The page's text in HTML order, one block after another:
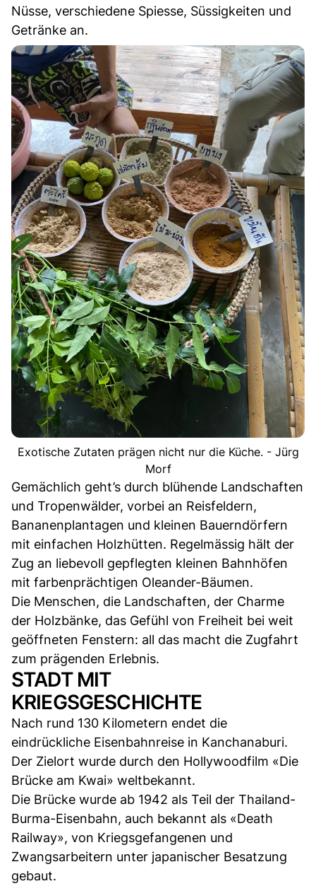
Nüsse, verschiedene Spiesse, Süssigkeiten und
Getränke an.
Exotische Zutaten prägen nicht nur die Küche. - Jürg
Morf
Gemächlich geht’s durch blühende Landschaften
und Tropenwälder, vorbei an Reisfeldern,
Bananenplantagen und kleinen Bauerndörfern
mit einfachen Holzhütten. Regelmässig hält der
Zug an liebevoll gepflegten kleinen Bahnhöfen
mit farbenprächtigen Oleander-Bäumen.
Die Menschen, die Landschaften, der Charme
der Holzbänke, das Gefühl von Freiheit bei weit
geöffneten Fenstern: all das macht die Zugfahrt
zum prägenden Erlebnis.
STADT MIT
KRIEGSGESCHICHTE
Nach rund 130 Kilometern endet die
eindrückliche Eisenbahnreise in Kanchanaburi.
Der Zielort wurde durch den Hollywoodfilm «Die
Brücke am Kwai» weltbekannt.
Die Brücke wurde ab 1942 als Teil der Thailand-
Burma-Eisenbahn, auch bekannt als «Death
Railway», von Kriegsgefangenen und
Zwangsarbeitern unter japanischer Besatzung
gebaut.